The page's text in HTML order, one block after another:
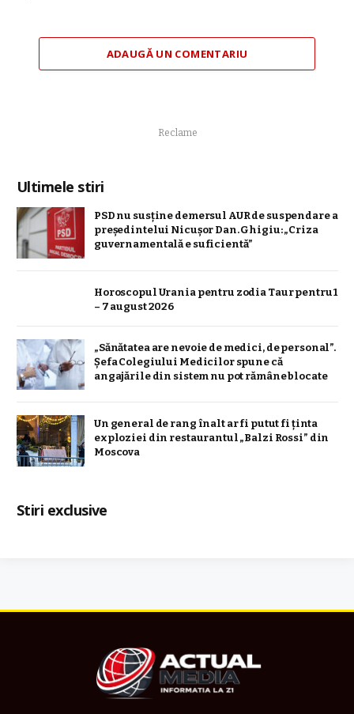
ADAUGĂ UN COMENTARIU
Reclame
Ultimele stiri
PSD nu susține demersul AUR de suspendare a
președintelui Nicușor Dan. Ghigiu: „Criza
guvernamentală e suficientă”
Horoscopul Urania pentru zodia Taur pentru 1
– 7 august 2026
„Sănătatea are nevoie de medici, de personal”.
Șefa Colegiului Medicilor spune că
angajările din sistem nu pot rămâne blocate
Un general de rang înalt ar fi putut fi ținta
exploziei din restaurantul „Balzi Rossi” din
Moscova
Stiri exclusive